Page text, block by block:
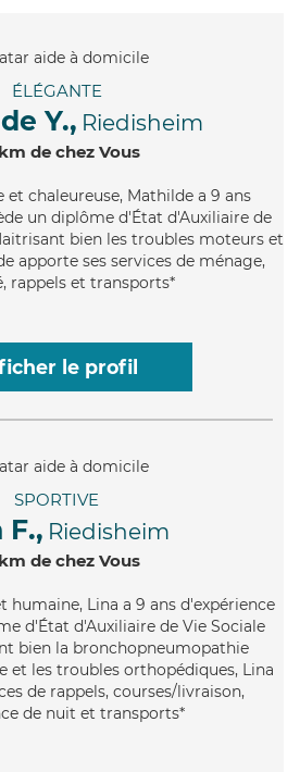
ÉLÉGANTE
Y., Riedisheim
de chez Vous
et chaleureuse, Mathilde a 9 ans
un diplôme d'État d'Auxiliaire de
bien les troubles moteurs et
apporte ses services de ménage,
rappels et transports*
le profil
SPORTIVE
F., Riedisheim
de chez Vous
humaine, Lina a 9 ans d'expérience
d'État d'Auxiliaire de Vie Sociale
bien la bronchopneumopathie
et les troubles orthopédiques, Lina
de rappels, courses/livraison,
de nuit et transports*